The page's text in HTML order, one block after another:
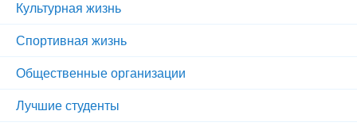
Культурная жизнь
Спортивная жизнь
Общественные организации
Лучшие студенты